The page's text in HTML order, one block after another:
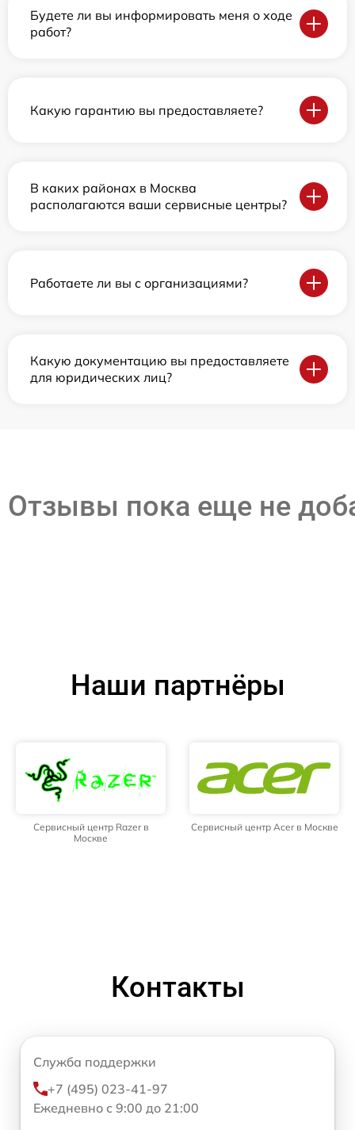
Будете ли вы информировать меня о ходе
работ?
Какую гарантию вы предоставляете?
В каких районах в Москва
располагаются ваши сервисные центры?
Работаете ли вы с организациями?
Какую документацию вы предоставляете
для юридических лиц?
Отзывы пока еще не
Наши партнёры
Сервисный центр Razer в
Москве
Сервисный центр Acer в Москве
Контакты
Служба поддержки
+7 (495) 023-41-97
Ежедневно с 9:00 до 21:00